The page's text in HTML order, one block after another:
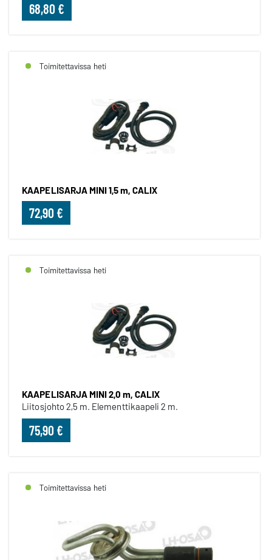
68,80 €
Toimitettavissa heti
KAAPELISARJA MINI 1,5 m, CALIX
72,90 €
Toimitettavissa heti
KAAPELISARJA MINI 2,0 m, CALIX
Liitosjohto 2,5 m. Elementtikaapeli 2 m.
75,90 €
Toimitettavissa heti